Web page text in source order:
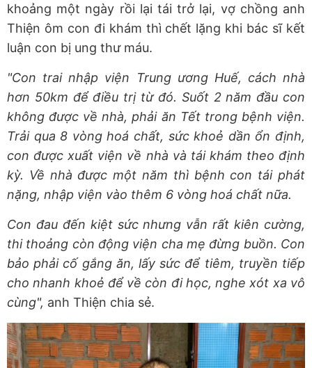
khoảng một ngày rồi lại tái trở lại, vợ chồng anh
Thiện ôm con đi khám thì chết lặng khi bác sĩ kết
luận con bị ung thư máu.
"Con trai nhập viện Trung ương Huế, cách nhà
hơn 50km để điều trị từ đó. Suốt 2 năm đầu con
không được về nhà, phải ăn Tết trong bệnh viện.
Trải qua 8 vòng hoá chất, sức khoẻ dần ổn định,
con được xuất viện về nhà và tái khám theo định
kỳ. Về nhà được một năm thì bệnh con tái phát
nặng, nhập viện vào thêm 6 vòng hoá chất nữa.
Con đau đến kiệt sức nhưng vẫn rất kiên cường,
thi thoảng còn động viện cha mẹ đừng buồn. Con
bảo phải cố gắng ăn, lấy sức để tiêm, truyền tiếp
cho nhanh khoẻ để về còn đi học, nghe xót xa vô
cùng", anh Thiện chia sẻ.